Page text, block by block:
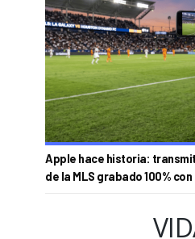
Apple hace historia:
de la MLS grabado 100% con